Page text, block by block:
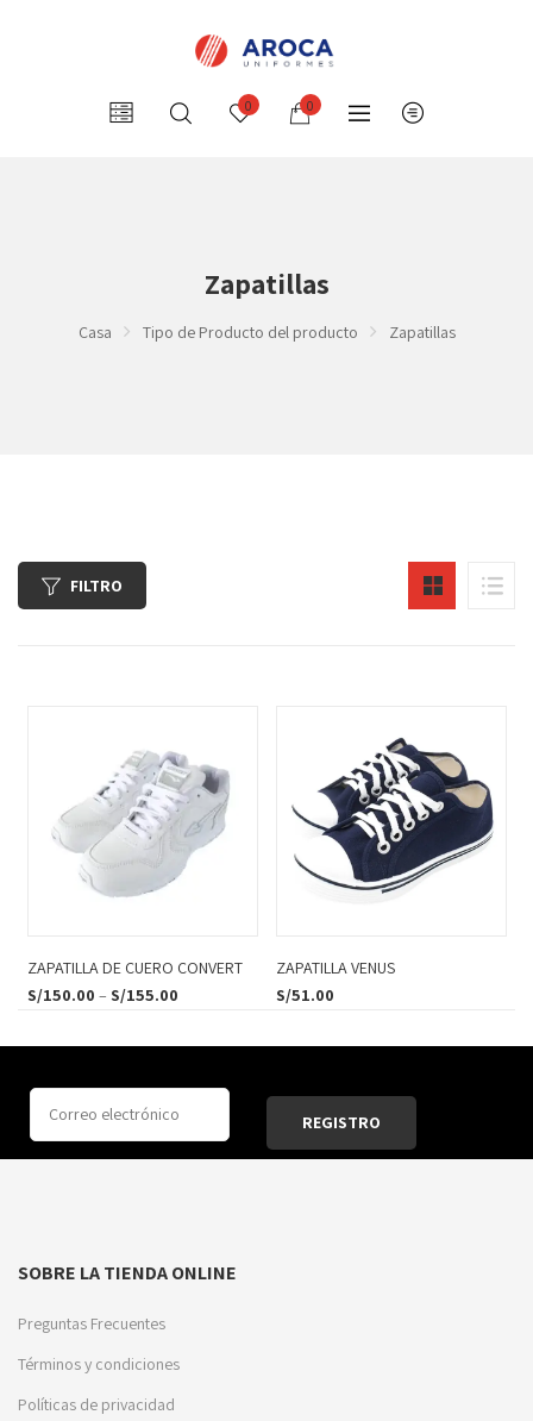
0 0
Zapatillas
Casa Tipo de Producto del producto Zapatillas
FILTRO
ZAPATILLA DE CUERO CONVERT
S/150.00 – S/155.00
ZAPATILLA VENUS
S/51.00
SOBRE LA TIENDA ONLINE
Preguntas Frecuentes
Términos y condiciones
Políticas de privacidad